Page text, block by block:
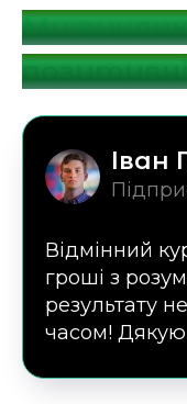
Ми
Іван
Відмінний
гроші з
результату
часом!